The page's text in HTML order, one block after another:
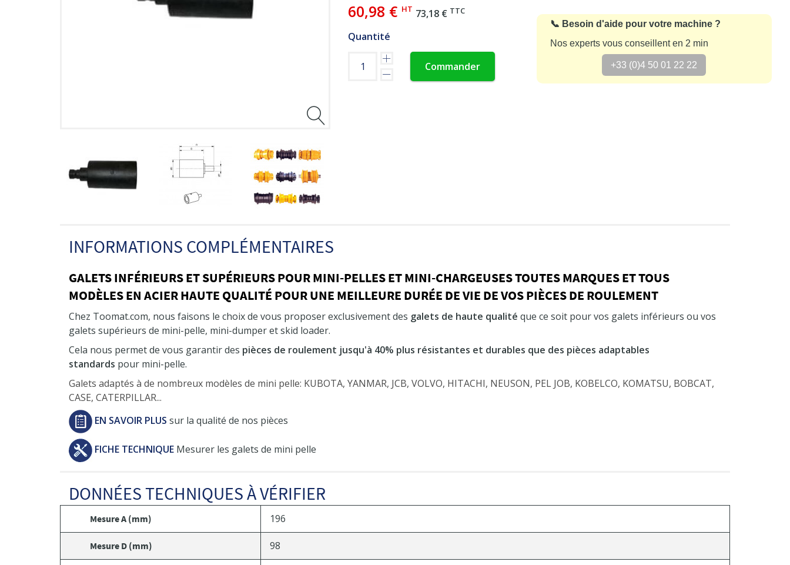
60,98 € HT 73,18 € TTC
Quantité
Commander
📞 Besoin d'aide pour votre machine ?
Nos experts vous conseillent en 2 min
+33 (0)4 50 01 22 22
INFORMATIONS COMPLÉMENTAIRES
GALETS INFÉRIEURS ET SUPÉRIEURS POUR MINI-PELLES ET MINI-CHARGEUSES TOUTES MARQUES ET TOUS
MODÈLES EN ACIER HAUTE QUALITÉ POUR UNE MEILLEURE DURÉE DE VIE DE VOS PIÈCES DE ROULEMENT
Chez Toomat.com, nous faisons le choix de vous proposer exclusivement des galets de haute qualité que ce soit pour vos galets inférieurs ou vos
galets supérieurs de mini-pelle, mini-dumper et skid loader.
Cela nous permet de vous garantir des pièces de roulement jusqu'à 40% plus résistantes et durables que des pièces adaptables
standards pour mini-pelle.
Galets adaptés à de nombreux modèles de mini pelle: KUBOTA, YANMAR, JCB, VOLVO, HITACHI, NEUSON, PEL JOB, KOBELCO, KOMATSU, BOBCAT,
CASE, CATERPILLAR...
EN SAVOIR PLUS sur la qualité de nos pièces
FICHE TECHNIQUE Mesurer les galets de mini pelle
DONNÉES TECHNIQUES À VÉRIFIER
Mesure A (mm) 196
Mesure D (mm) 98